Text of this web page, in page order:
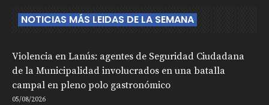
NOTICIAS MÁS LEIDAS DE LA SEMANA
Violencia en Lanús: agentes de Seguridad Ciudadana
de la Municipalidad involucrados en una batalla
campal en pleno polo gastronómico
05/08/2026